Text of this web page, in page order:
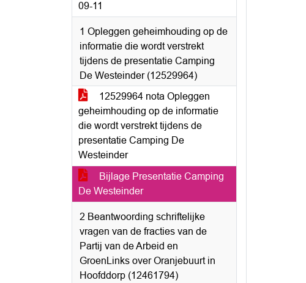
09-11
1 Opleggen geheimhouding op de
informatie die wordt verstrekt
tijdens de presentatie Camping
De Westeinder (12529964)
12529964 nota Opleggen
geheimhouding op de informatie
die wordt verstrekt tijdens de
presentatie Camping De
Westeinder
Bijlage Presentatie Camping
De Westeinder
2 Beantwoording schriftelijke
vragen van de fracties van de
Partij van de Arbeid en
GroenLinks over Oranjebuurt in
Hoofddorp (12461794)